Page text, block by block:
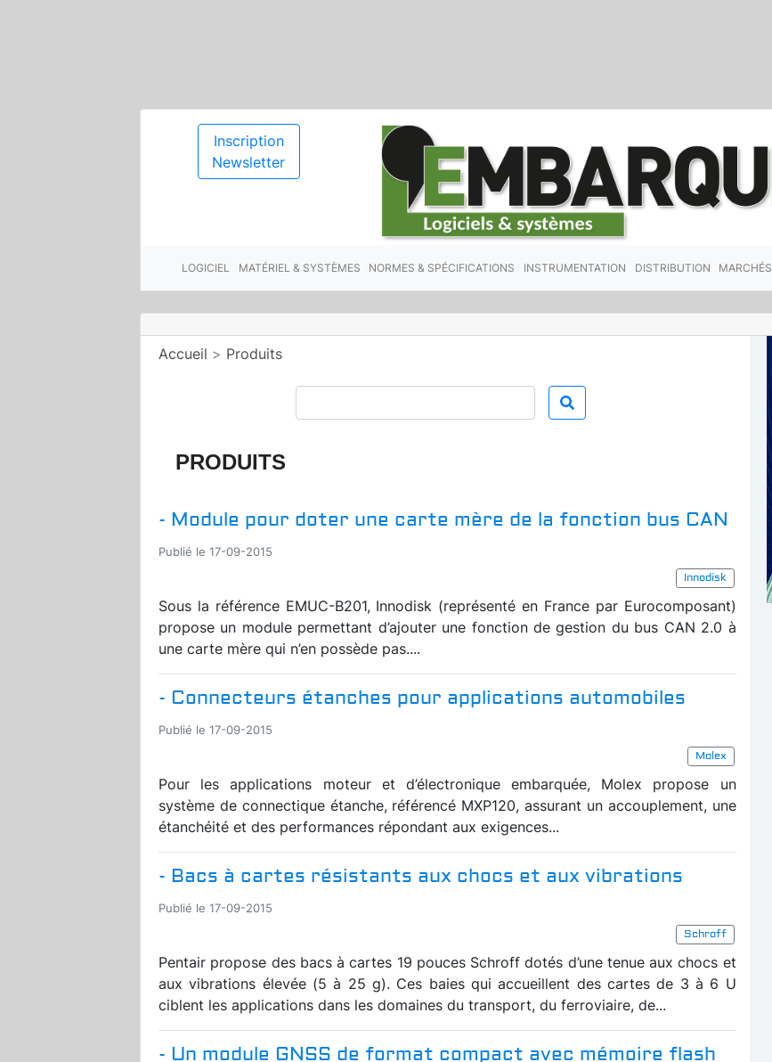
Inscription
Newsletter
LOGICIEL MATÉRIEL & SYSTÈMES NORMES & SPÉCIFICATIONS INSTRUMENTATION DISTRIBUTION MARCHÉS
Accueil > Produits
PRODUITS
- Module pour doter une carte mère de la fonction bus CAN
Publié le 17-09-2015
Innodisk
Sous la référence EMUC-B201, Innodisk (représenté en France par Eurocomposant)
propose un module permettant d’ajouter une fonction de gestion du bus CAN 2.0 à
une carte mère qui n’en possède pas....
- Connecteurs étanches pour applications automobiles
Publié le 17-09-2015
Molex
Pour les applications moteur et d’électronique embarquée, Molex propose un
système de connectique étanche, référencé MXP120, assurant un accouplement, une
étanchéité et des performances répondant aux exigences...
- Bacs à cartes résistants aux chocs et aux vibrations
Publié le 17-09-2015
Schroff
Pentair propose des bacs à cartes 19 pouces Schroff dotés d’une tenue aux chocs et
aux vibrations élevée (5 à 25 g). Ces baies qui accueillent des cartes de 3 à 6 U
ciblent les applications dans les domaines du transport, du ferroviaire, de...
- Un module GNSS de format compact avec mémoire flash